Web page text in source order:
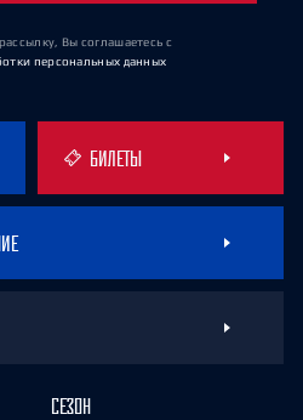
Вы соглашаетесь с
персональных данных
БИЛЕТЫ
СЕЗОН